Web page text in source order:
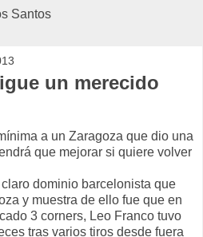
Santos
un merecido
a un Zaragoza que dio una
que mejorar si quiere volver
dominio barcelonista que
y muestra de ello fue que en
3 corners, Leo Franco tuvo
tras varios tiros desde fuera